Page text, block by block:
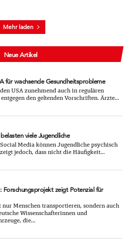
Mehr laden
Neue Artikel
für wachsende Gesundheitsprobleme
USA zunehmend auch in regulären
den geltenden Vorschriften. Ärzte...
viele Jugendliche
Media können Jugendliche psychisch
jedoch, dass nicht die Häufigkeit...
zeigt Potenzial für
Menschen transportieren, sondern auch
Wissenschafterinnen und
die...